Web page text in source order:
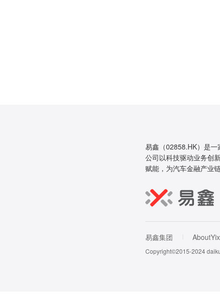
易鑫（02858.HK）是
公司以科技驱动业务创
赋能，为汽车金融产业
易鑫集团
Copyright©2015-2024